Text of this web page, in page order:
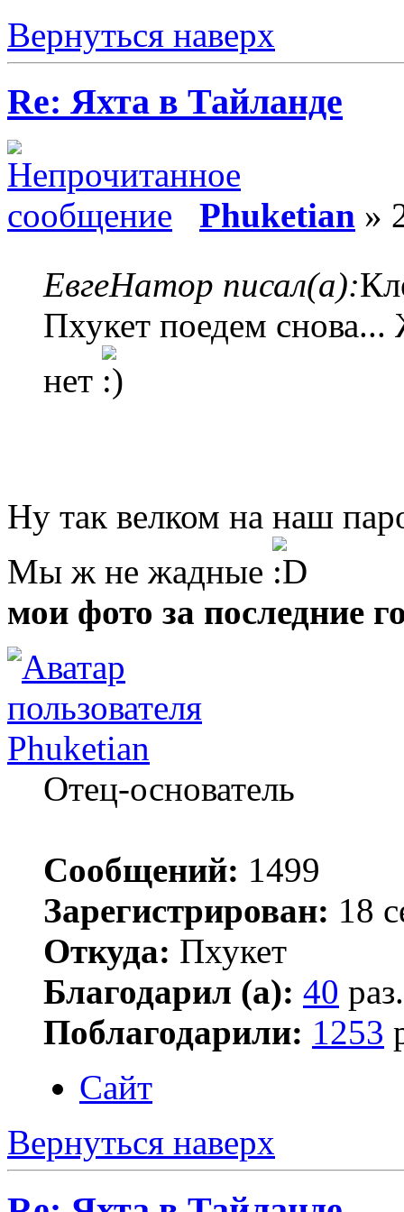
Вернуться наверх
Re: Яхта в Тайланде
Phuketian »
ЕвгеНатор писал(а):
Пхукет поедем снова...
нет
Ну так велком на наш
Мы ж не жадные
мои фото за последние
Phuketian
Отец-основатель
Сообщений: 1499
Зарегистрирован: 18
Откуда: Пхукет
Благодарил (а): 40 раз.
Поблагодарили: 1253
Сайт
Вернуться наверх